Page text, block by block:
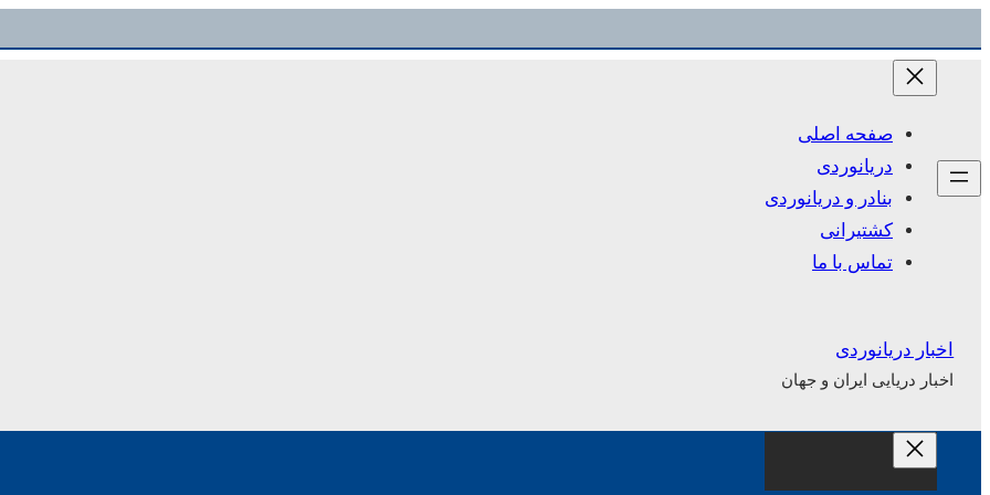
به
صفحه اصلی
دریانوردی
بنادر و دریانوردی
کشتیرانی
تماس با ما
اخبار دریانوردی
اخبار دریایی ایران و جهان